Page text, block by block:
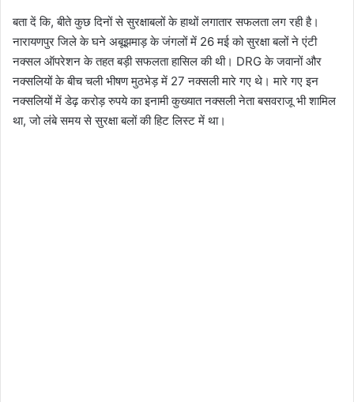
बता दें कि, बीते कुछ दिनों से सुरक्षाबलों के हाथों लगातार सफलता लग रही है।
नारायणपुर जिले के घने अबूझमाड़ के जंगलों में 26 मई को सुरक्षा बलों ने एंटी
नक्सल ऑपरेशन के तहत बड़ी सफलता हासिल की थी। DRG के जवानों और
नक्सलियों के बीच चली भीषण मुठभेड़ में 27 नक्सली मारे गए थे। मारे गए इन
नक्सलियों में डेढ़ करोड़ रुपये का इनामी कुख्यात नक्सली नेता बसवराजू भी शामिल
था, जो लंबे समय से सुरक्षा बलों की हिट लिस्ट में था।